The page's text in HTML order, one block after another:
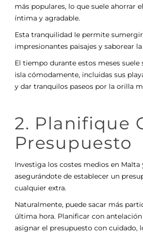
más populares, lo que suele ahorrar
íntima y agradable.
Esta tranquilidad le permite
impresionantes paisajes y saborear
El tiempo durante estos meses
isla cómodamente, incluidas sus
y dar tranquilos paseos por la orilla
2. Planifique
Presupuesto
Investiga los costes medios en
asegurándote de establecer un
cualquier extra.
Naturalmente, puede sacar más
última hora. Planificar con
asignar el presupuesto con cuidado,